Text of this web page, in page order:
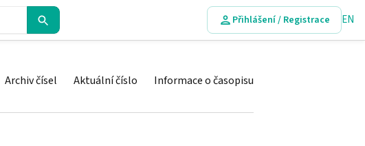
Přihlášení / Registrace EN
Archiv čísel Aktuální číslo Informace o časopisu